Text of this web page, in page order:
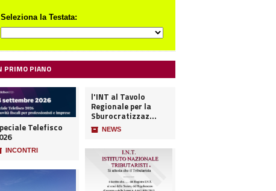
Seleziona la Testata:
PRIMO PIANO
Telefisco
INCONTRI
l'INT al Tavolo
Regionale per la
Sburocratizzaz...
📦 NEWS